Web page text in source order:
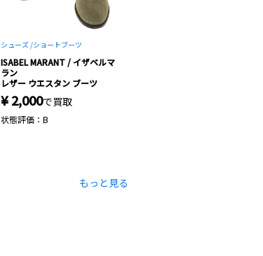
シューズ /ショートブーツ
ISABEL MARANT / イザベルマ
ラン
レザー ウエスタン ブーツ
¥ 2,000で買取
状態評価：B
もっと見る